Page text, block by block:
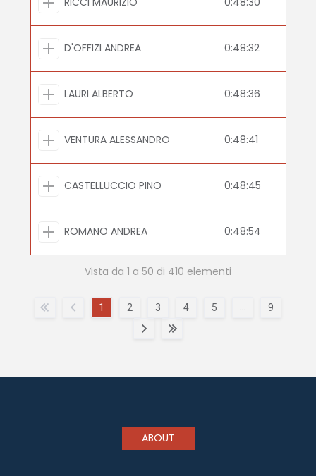
D'OFFIZI ANDREA 0:48:32
LAURI ALBERTO 0:48:36
VENTURA ALESSANDRO 0:48:41
CASTELLUCCIO PINO 0:48:45
ROMANO ANDREA 0:48:54
Vista da 1 a 50 di 410 elementi
1 2 3 4 5 9
ABOUT